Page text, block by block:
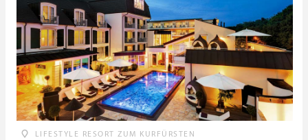
LIFESTYLE RESORT ZUM KURFÜRSTEN